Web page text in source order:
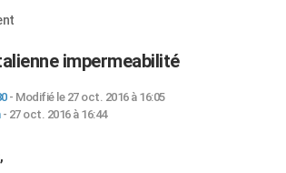
impermeabilité
- Modifié le 27 oct. 2016 à 16:05
- 27 oct. 2016 à 16:44